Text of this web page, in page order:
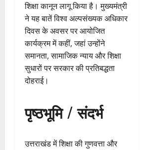
शिक्षा कानून लागू किया है। मुख्यमंत्री
ने यह बातें विश्व अल्पसंख्यक अधिकार
दिवस के अवसर पर आयोजित
कार्यक्रम में कहीं, जहां उन्होंने
समानता, सामाजिक न्याय और शिक्षा
सुधारों पर सरकार की प्रतिबद्धता
दोहराई।
पृष्ठभूमि / संदर्भ
उत्तराखंड में शिक्षा की गुणवत्ता और